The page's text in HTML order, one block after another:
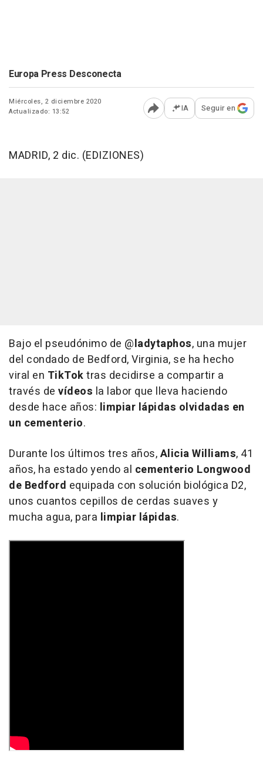
Europa Press Desconecta
Miércoles, 2 diciembre 2020
Actualizado: 13:52
Abrir opciones para
IA Seguir en
MADRID, 2 dic. (EDIZIONES)
Bajo el pseudónimo de @ladytaphos, una mujer
del condado de Bedford, Virginia, se ha hecho
viral en TikToktras decidirse a compartir a
través de vídeos la labor que lleva haciendo
desde hace años: limpiar lápidas olvidadas en
un cementerio.
Durante los últimos tres años,Alicia Williams, 41
años, ha estado yendo al cementerio Longwood
de Bedford equipada con solución biológica D2,
unos cuantos cepillos de cerdas suaves y
mucha agua, para limpiar lápidas.